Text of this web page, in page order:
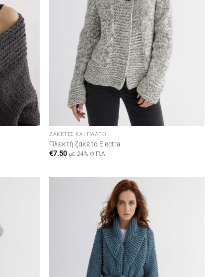
ΖΑΚΈΤΕΣ ΚΑΙ ΠΑΛΤΌ
Πλεκτή ζακέτα Electra
€7.50 με 24% Φ.Π.Α.